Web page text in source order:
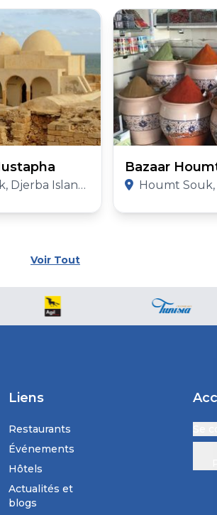
Medenine Governorate
Bazaar
Houmt Souk, Djerba
Voir Tout
Liens
Restaurants
Événements
Hôtels
Actualités et
blogs